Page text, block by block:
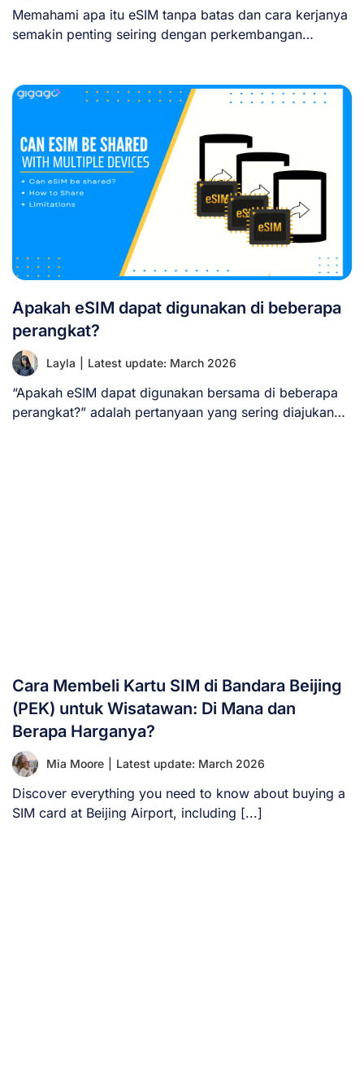
Memahami apa itu eSIM tanpa batas dan cara kerjanya
semakin penting seiring dengan perkembangan
Apakah eSIM dapat digunakan di beberapa
perangkat?
Layla Latest update: March 2026
“Apakah eSIM dapat digunakan bersama di beberapa
perangkat?” adalah pertanyaan yang sering diajukan
Cara Membeli Kartu SIM di Bandara Beijing
(PEK) untuk Wisatawan: Di Mana dan
Berapa Harganya?
Mia Moore Latest update: March 2026
Discover everything you need to know about buying a
SIM card at Beijing Airport, including [...]